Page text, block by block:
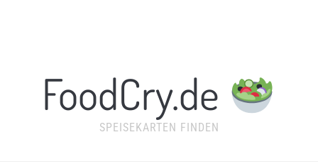
FoodCry.de
SPEISEKARTEN FINDEN